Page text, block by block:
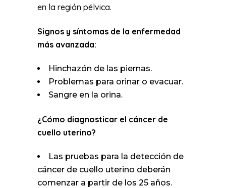
en la región pélvica.
Signos y síntomas de la enfermedad
más avanzada:
Hinchazón de las piernas.
Problemas para orinar o evacuar.
Sangre en la orina.
¿Cómo diagnosticar el cáncer de
cuello uterino?
Las pruebas para la detección de
cáncer de cuello uterino deberán
comenzar a partir de los 25 años.